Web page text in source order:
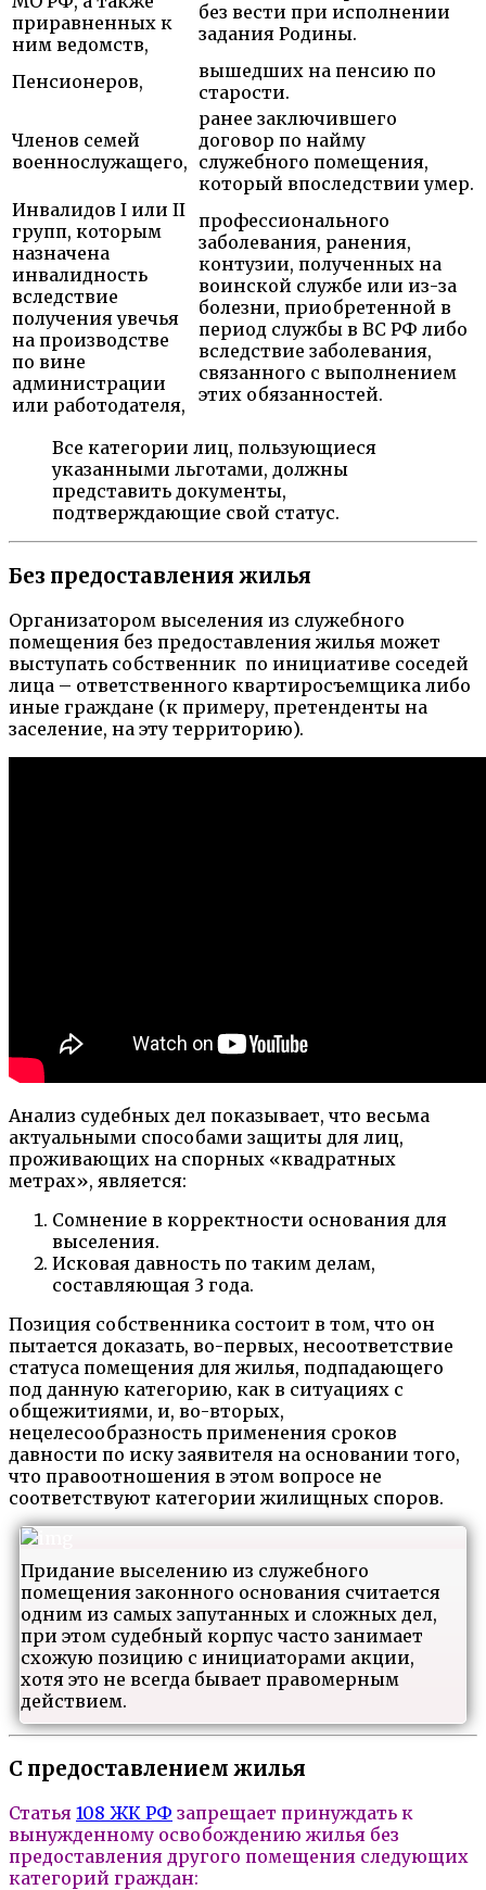
приравненных к
ним ведомств,
без вести при исполнении
задания Родины.
Пенсионеров,
вышедших на пенсию по
старости.
Членов семей
военнослужащего,
ранее заключившего
договор по найму
служебного помещения,
который впоследствии умер.
Инвалидов I или II
групп, которым
назначена
инвалидность
вследствие
получения увечья
на производстве
по вине
администрации
или работодателя,
профессионального
заболевания, ранения,
контузии, полученных на
воинской службе или из-за
болезни, приобретенной в
период службы в ВС РФ либо
вследствие заболевания,
связанного с выполнением
этих обязанностей.
Все категории лиц, пользующиеся
указанными льготами, должны
представить документы,
подтверждающие свой статус.
Без предоставления жилья
Организатором выселения из служебного
помещения без предоставления жилья может
выступать собственник по инициативе соседей
лица – ответственного квартиросъемщика либо
иные граждане (к примеру, претенденты на
заселение, на эту территорию).
Анализ судебных дел показывает, что весьма
актуальными способами защиты для лиц,
проживающих на спорных «квадратных
метрах», является:
Сомнение в корректности основания для
выселения.
Исковая давность по таким делам,
составляющая 3 года.
Позиция собственника состоит в том, что он
пытается доказать, во-первых, несоответствие
статуса помещения для жилья, подпадающего
под данную категорию, как в ситуациях с
общежитиями, и, во-вторых,
нецелесообразность применения сроков
давности по иску заявителя на основании того,
что правоотношения в этом вопросе не
соответствуют категории жилищных споров.
Придание выселению из служебного
помещения законного основания считается
одним из самых запутанных и сложных дел,
при этом судебный корпус часто занимает
схожую позицию с инициаторами акции,
хотя это не всегда бывает правомерным
действием.
С предоставлением жилья
Статья 108 ЖК РФ запрещает принуждать к
вынужденному освобождению жилья без
предоставления другого помещения следующих
категорий граждан: